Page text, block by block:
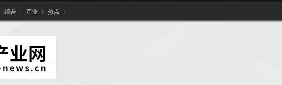
综合 产业 热点